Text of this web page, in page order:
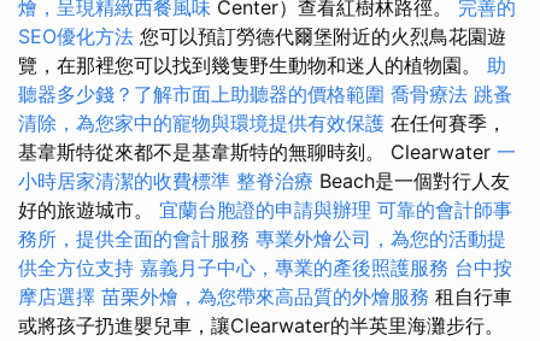
燴，呈現精緻西餐風味 Center）查看紅樹林路徑。 完善的
SEO優化方法 您可以預訂勞德代爾堡附近的火烈鳥花園遊
覽，在那裡您可以找到幾隻野生動物和迷人的植物園。 助
聽器多少錢？了解市面上助聽器的價格範圍 喬骨療法 跳蚤
清除，為您家中的寵物與環境提供有效保護 在任何賽季，
基韋斯特從來都不是基韋斯特的無聊時刻。 Clearwater 一
小時居家清潔的收費標準 整脊治療 Beach是一個對行人友
好的旅遊城市。 宜蘭台胞證的申請與辦理 可靠的會計師事
務所，提供全面的會計服務 專業外燴公司，為您的活動提
供全方位支持 嘉義月子中心，專業的產後照護服務 台中按
摩店選擇 苗栗外燴，為您帶來高品質的外燴服務 租自行車
或將孩子扔進嬰兒車，讓Clearwater的半英里海灘步行。